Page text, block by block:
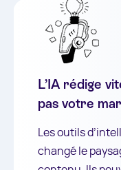
L’IA rédige
pas votre
Les outils
changé le